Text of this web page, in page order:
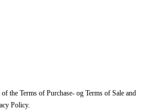
the Terms of Purchase- og Terms of Sale and
Policy.